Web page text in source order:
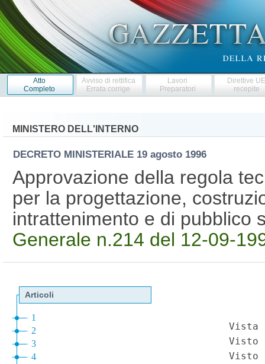
Atto
Completo
Avviso di rettifica
Errata corrige
Lavori
Preparatori
Direttive
recepite
MINISTERO DELL'INTERNO
DECRETO MINISTERIALE 19 agosto 1996
Approvazione della regola
per la progettazione,
intrattenimento e di pubblico
Generale n.214 del 12-09-